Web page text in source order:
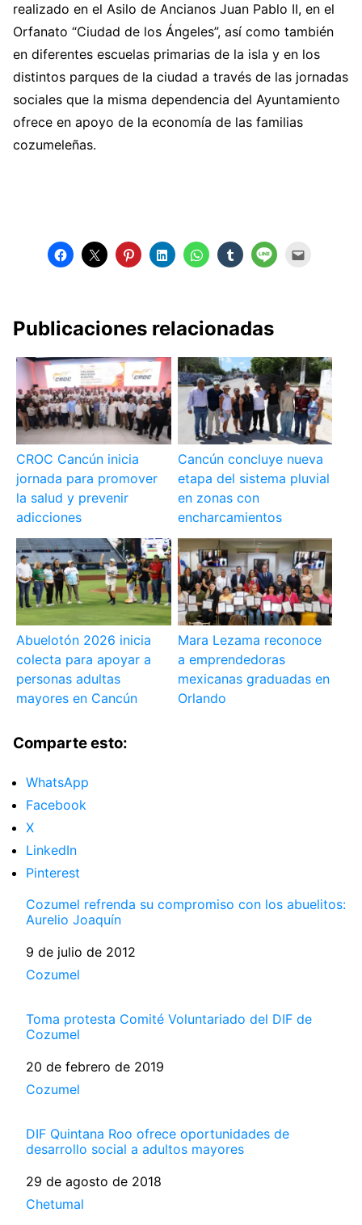
realizado en el Asilo de Ancianos Juan Pablo II, en el
Orfanato “Ciudad de los Ángeles”, así como también
en diferentes escuelas primarias de la isla y en los
distintos parques de la ciudad a través de las jornadas
sociales que la misma dependencia del Ayuntamiento
ofrece en apoyo de la economía de las familias
cozumeleñas.
Publicaciones relacionadas
CROC Cancún inicia
jornada para promover
la salud y prevenir
adicciones
Cancún concluye nueva
etapa del sistema pluvial
en zonas con
encharcamientos
Abuelotón 2026 inicia
colecta para apoyar a
personas adultas
mayores en Cancún
Mara Lezama reconoce
a emprendedoras
mexicanas graduadas en
Orlando
Comparte esto:
WhatsApp
Facebook
X
LinkedIn
Pinterest
Cozumel refrenda su compromiso con los abuelitos:
Aurelio Joaquín
Fecha
9 de julio de 2012
Respecto a
Cozumel
Toma protesta Comité Voluntariado del DIF de
Cozumel
Fecha
20 de febrero de 2019
Respecto a
Cozumel
DIF Quintana Roo ofrece oportunidades de
desarrollo social a adultos mayores
Fecha
29 de agosto de 2018
Respecto a
Chetumal